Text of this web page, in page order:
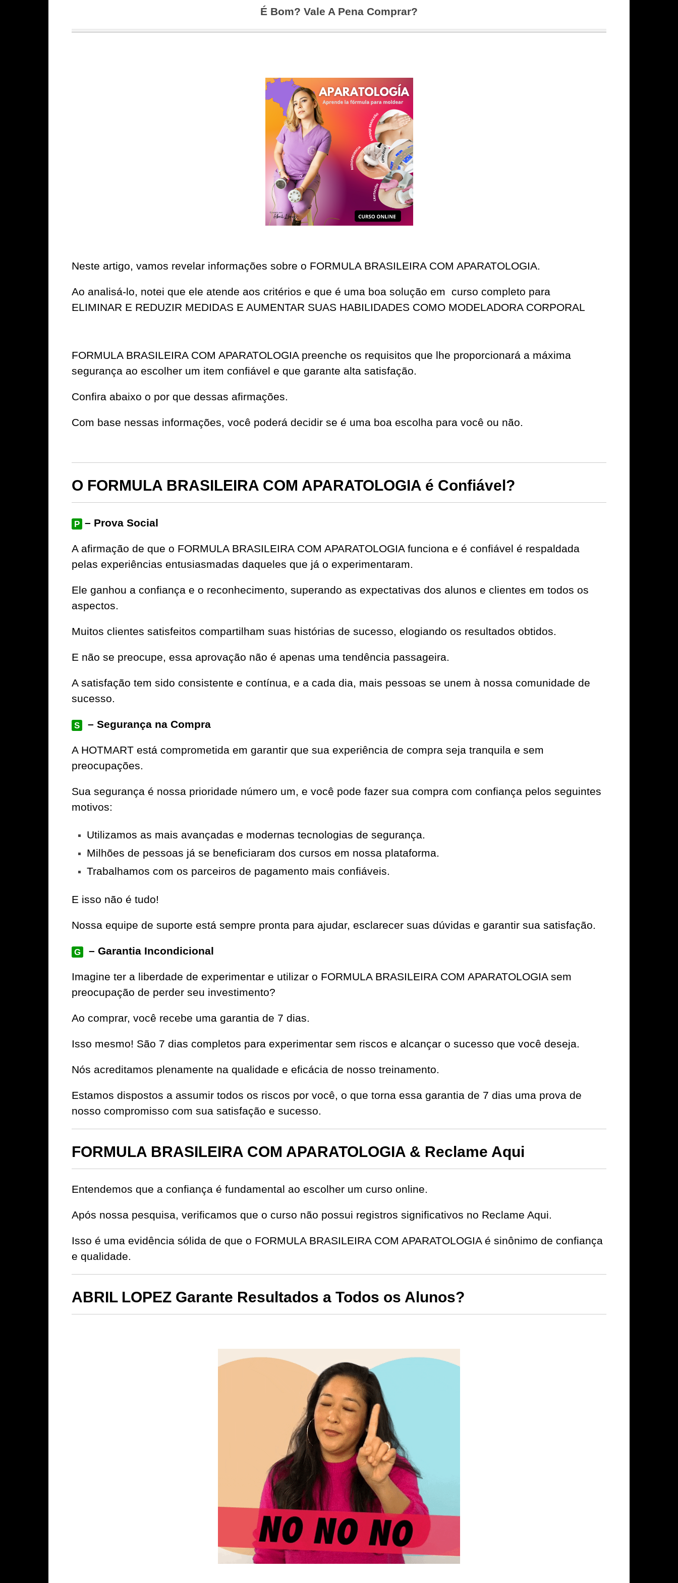
É Bom? Vale A Pena Comprar?
Neste artigo, vamos revelar informações sobre o FORMULA BRASILEIRA COM APARATOLOGIA.
Ao analisá-lo, notei que ele atende aos critérios e que é uma boa solução em curso completo para
ELIMINAR E REDUZIR MEDIDAS E AUMENTAR SUAS HABILIDADES COMO MODELADORA CORPORAL
FORMULA BRASILEIRA COM APARATOLOGIA preenche os requisitos que lhe proporcionará a máxima
segurança ao escolher um item confiável e que garante alta satisfação.
Confira abaixo o por que dessas afirmações.
Com base nessas informações, você poderá decidir se é uma boa escolha para você ou não.
O FORMULA BRASILEIRA COM APARATOLOGIA é Confiável?
P – Prova Social
A afirmação de que o FORMULA BRASILEIRA COM APARATOLOGIA funciona e é confiável é respaldada
pelas experiências entusiasmadas daqueles que já o experimentaram.
Ele ganhou a confiança e o reconhecimento, superando as expectativas dos alunos e clientes em todos os
aspectos.
Muitos clientes satisfeitos compartilham suas histórias de sucesso, elogiando os resultados obtidos.
E não se preocupe, essa aprovação não é apenas uma tendência passageira.
A satisfação tem sido consistente e contínua, e a cada dia, mais pessoas se unem à nossa comunidade de
sucesso.
S – Segurança na Compra
A HOTMART está comprometida em garantir que sua experiência de compra seja tranquila e sem
preocupações.
Sua segurança é nossa prioridade número um, e você pode fazer sua compra com confiança pelos seguintes
motivos:
Utilizamos as mais avançadas e modernas tecnologias de segurança.
Milhões de pessoas já se beneficiaram dos cursos em nossa plataforma.
Trabalhamos com os parceiros de pagamento mais confiáveis.
E isso não é tudo!
Nossa equipe de suporte está sempre pronta para ajudar, esclarecer suas dúvidas e garantir sua satisfação.
G – Garantia Incondicional
Imagine ter a liberdade de experimentar e utilizar o FORMULA BRASILEIRA COM APARATOLOGIA sem
preocupação de perder seu investimento?
Ao comprar, você recebe uma garantia de 7 dias.
Isso mesmo! São 7 dias completos para experimentar sem riscos e alcançar o sucesso que você deseja.
Nós acreditamos plenamente na qualidade e eficácia de nosso treinamento.
Estamos dispostos a assumir todos os riscos por você, o que torna essa garantia de 7 dias uma prova de
nosso compromisso com sua satisfação e sucesso.
FORMULA BRASILEIRA COM APARATOLOGIA & Reclame Aqui
Entendemos que a confiança é fundamental ao escolher um curso online.
Após nossa pesquisa, verificamos que o curso não possui registros significativos no Reclame Aqui.
Isso é uma evidência sólida de que o FORMULA BRASILEIRA COM APARATOLOGIA é sinônimo de confiança
e qualidade.
ABRIL LOPEZ Garante Resultados a Todos os Alunos?